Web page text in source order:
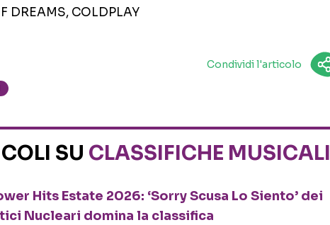
DREAMS, COLDPLAY
Condividi l'articolo
SU CLASSIFICHE MUSICALI
Hits Estate 2026: ‘Sorry Scusa Lo Siento’ dei
Nucleari domina la classifica